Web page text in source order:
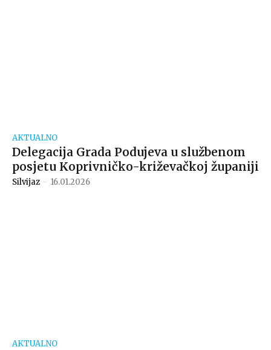
AKTUALNO
Delegacija Grada Podujeva u službenom
posjetu Koprivničko-križevačkoj županiji
Silvijaz - 16.01.2026
AKTUALNO